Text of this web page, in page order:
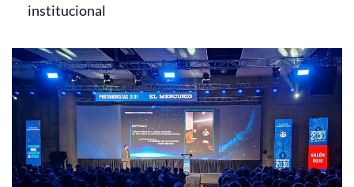
institucional